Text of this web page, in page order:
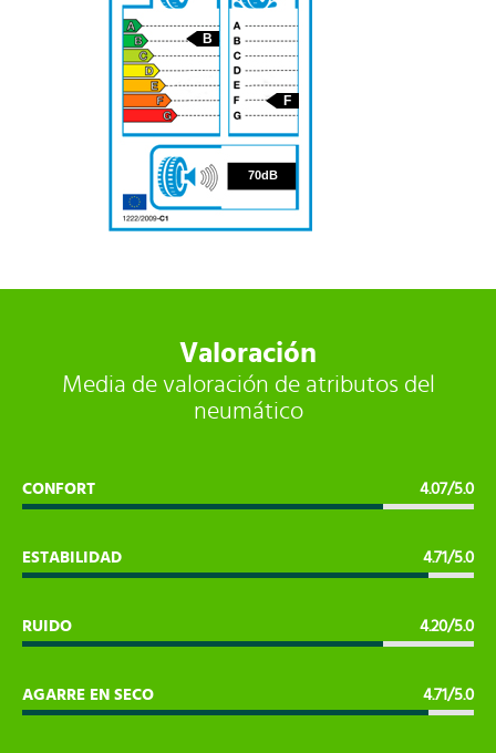
70
B
F
70dB
Valoración
Media de valoración de atributos del
neumático
CONFORT 4.07/5.0
ESTABILIDAD 4.71/5.0
RUIDO 4.20/5.0
AGARRE EN SECO 4.71/5.0